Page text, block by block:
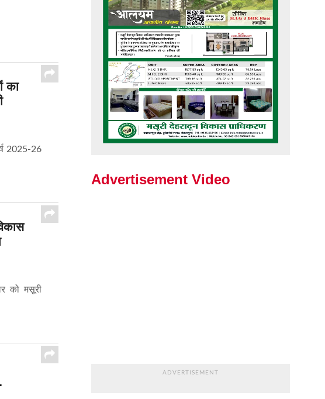
का
2025-26
को मसूरी
Advertisement Video
ADVERTISEMENT